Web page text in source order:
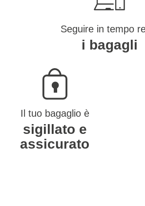
Seguire in tempo
i bagagli
Il tuo bagaglio è
sigillato e
assicurato